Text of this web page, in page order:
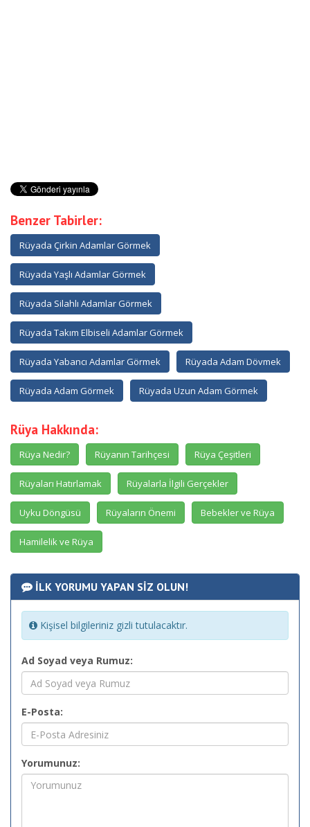
Benzer Tabirler:
Rüyada Çirkin Adamlar Görmek
Rüyada Yaşlı Adamlar Görmek
Rüyada Silahlı Adamlar Görmek
Rüyada Takım Elbiseli Adamlar Görmek
Rüyada Yabancı Adamlar Görmek Rüyada Adam Dövmek
Rüyada Adam Görmek Rüyada Uzun Adam Görmek
Rüya Hakkında:
Rüya Nedir? Rüyanın Tarihçesi Rüya Çeşitleri
Rüyaları Hatırlamak Rüyalarla İlgili Gerçekler
Uyku Döngüsü Rüyaların Önemi Bebekler ve Rüya
Hamilelik ve Rüya
İLK YORUMU YAPAN SİZ OLUN!
Kişisel bilgileriniz gizli tutulacaktır.
Ad Soyad veya Rumuz:
E-Posta:
Yorumunuz: